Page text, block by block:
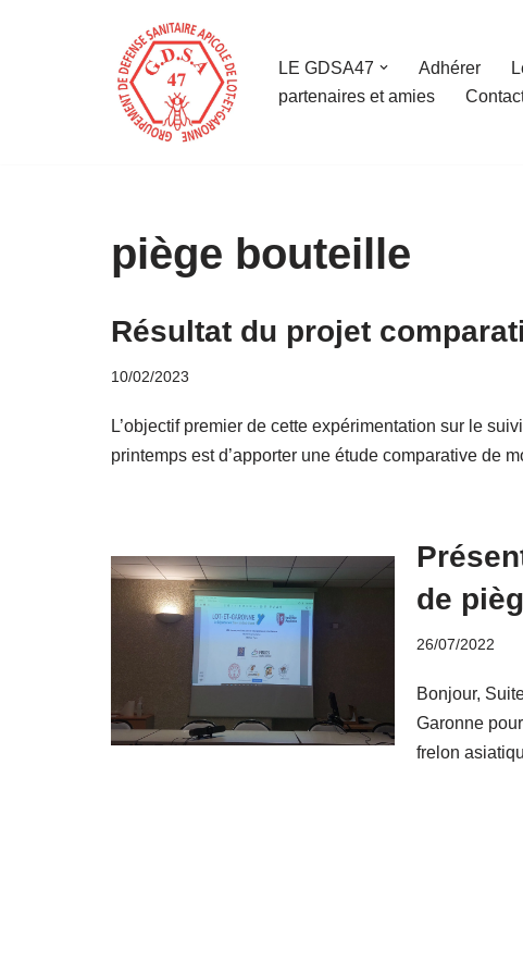
LE GDSA47 Adhérer
partenaires et amies
piège bouteille
Résultat du projet
10/02/2023
L’objectif premier de cette expérimentation sur le
printemps est d’apporter une étude comparative de
de
26/07/2022
Bonjour,
Garonne
frelon